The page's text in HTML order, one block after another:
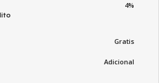
4%
Gratis
Adicional